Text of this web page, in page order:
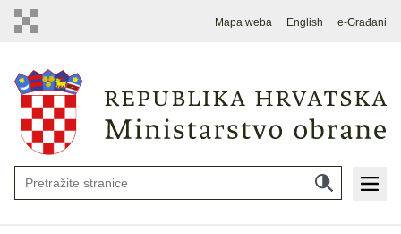
Mapa weba English e-Građani